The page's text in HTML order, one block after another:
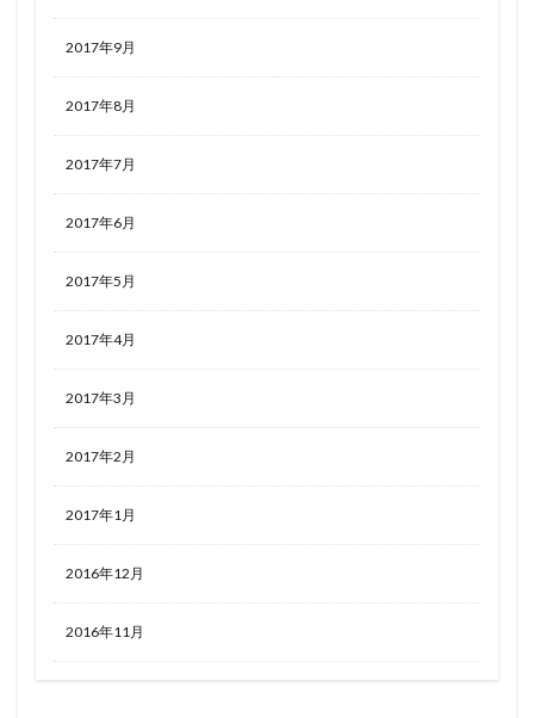
2017年9月
2017年8月
2017年7月
2017年6月
2017年5月
2017年4月
2017年3月
2017年2月
2017年1月
2016年12月
2016年11月